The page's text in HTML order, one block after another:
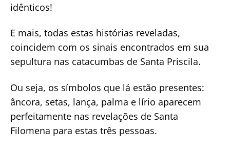
idênticos!
E mais, todas estas histórias reveladas,
coincidem com os sinais encontrados em sua
sepultura nas catacumbas de Santa Priscila.
Ou seja, os símbolos que lá estão presentes:
âncora, setas, lança, palma e lírio aparecem
perfeitamente nas revelações de Santa
Filomena para estas três pessoas.